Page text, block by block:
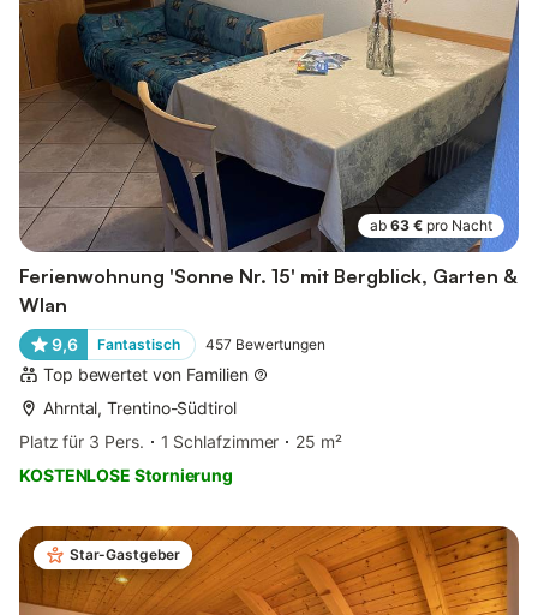
ab 63 € pro Nacht
Ferienwohnung 'Sonne Nr. 15' mit Bergblick, Garten &
Wlan
9,6 Fantastisch 457 Bewertungen
Top bewertet von Familien
Ahrntal, Trentino-Südtirol
Platz für 3 Pers.
1 Schlafzimmer
25 m²
KOSTENLOSE Stornierung
Star-Gastgeber